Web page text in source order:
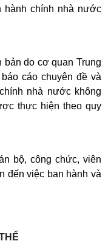
hành chính nhà nước
bản do cơ quan Trung
cáo chuyên đề và
nhà nước không
thực hiện theo quy
bộ, công chức, viên
đến việc ban hành và